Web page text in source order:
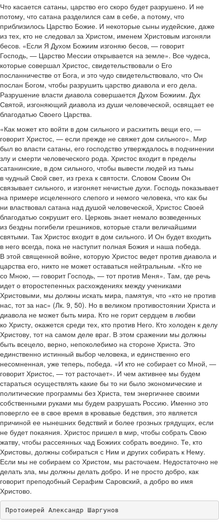
Что касается сатаны, царство его скоро будет разрушено. И не
потому, что сатана разделился сам в себе, а потому, что
приблизилось Царство Божие. И некоторые сыны иудейские, даже
из тех, кто не следовал за Христом, именем Христовым изгоняли
бесов. «Если Я Духом Божиим изгоняю бесов, — говорит
Господь, — Царство Мессии открывается на земле». Все чудеса,
которые совершал Христос, свидетельствовали о Его
посланничестве от Бога, и это чудо свидетельствовало, что Он
послан Богом, чтобы разрушить царство диавола и его дела.
Разрушение власти диавола совершается Духом Божиим. Дух
Святой, изгоняющий диавола из души человеческой, освящает ее
благодатью Своего Царства.
«Как может кто войти в дом сильного и расхитить вещи его, —
говорит Христос, — если прежде не свяжет дом сильного». Мир
был во власти сатаны, его господство утверждалось в подчинении
злу и смерти человеческого рода. Христос входит в пределы
сатанинские, в дом сильного, чтобы вывести людей из тьмы
в чудный Свой свет, из греха к святости. Словом Своим Он
связывает сильного, и изгоняет нечистые духи. Господь показывает
на примере исцеленного слепого и немого человека, что как бы
ни властвовал сатана над душой человеческой, Христос Своей
благодатью сокрушит его. Церковь знает немало возведенных
из бездны погибели грешников, которые стали величайшими
святыми. Так Христос входит в дом сильного. И Он будет входить
в него всегда, пока не наступит полная Божия и наша победа.
В этой священной войне, которую Христос ведет против диавола и
царства его, никто не может оставаться нейтральным. «Кто не
со Мною, — говорит Господь, — тот против Меня». Там, где речь
идет о второстепенных расхождениях между учениками
Христовыми, мы должны искать мира, памятуя, что «кто не против
нас, тот за нас» (Лк. 9, 50). Но в великом противостоянии Христа и
диавола не может быть мира. Кто не горит сердцем в любви
ко Христу, окажется среди тех, кто против Него. Кто холоден к делу
Христову, тот на самом деле враг. В этом сражении мы должны
быть всецело, верно, непоколебимо на стороне Христа. Это
единственно истинный выбор человека, и единственно его
несомненная, уже теперь, победа. «И кто не собирает со Мной, —
говорит Христос, — тот расточает». И чем активнее мы будем
стараться осуществлять какие бы то ни было экономические и
политические программы без Христа, тем энергичнее своими
собственными руками мы будем разрушать Россию. Именно это
повергло ее в свое время в кровавые бедствия, это является
причиной ее нынешних бедствий и более грозных грядущих, если
не будет покаяния. Христос пришел в мир, чтобы собрать Свою
жатву, чтобы рассеянных чад Божиих собрать воедино. Те, кто
Христовы, должны собираться с Ним и других собирать к Нему.
Если мы не собираем со Христом, мы расточаем. Недостаточно не
делать зла, мы должны делать добро. И не просто добро, как
говорит преподобный Серафим Саровский, а добро во имя
Христово.
Протоиерей Александр Шаргунов